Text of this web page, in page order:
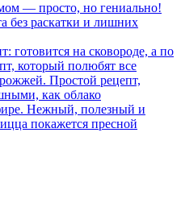
— просто, но гениально!
без раскатки и лишних
готовится на сковороде, а по
который полюбят все
Простой рецепт,
как облако
Нежный, полезный и
покажется пресной